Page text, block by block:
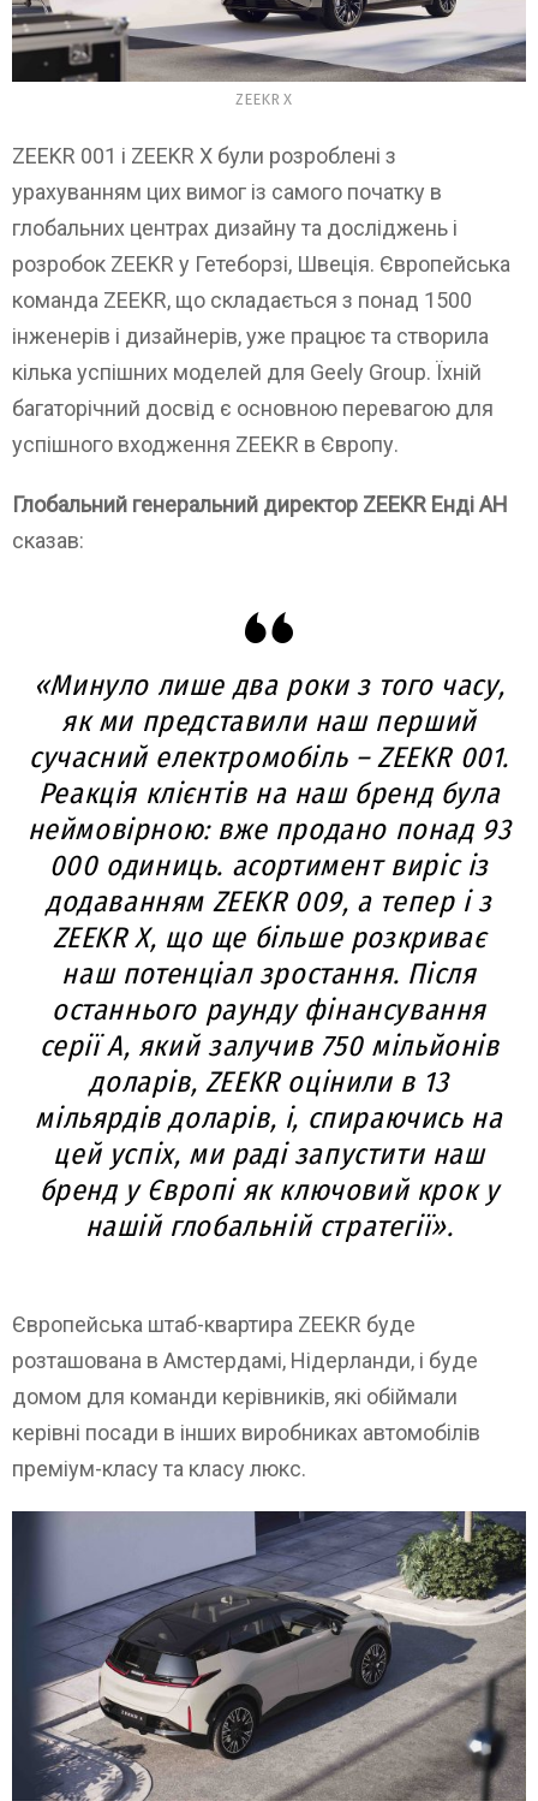
ZEEKR X
ZEEKR 001 і ZEEKR X були розроблені з
урахуванням цих вимог із самого початку в
глобальних центрах дизайну та досліджень і
розробок ZEEKR у Гетеборзі, Швеція. Європейська
команда ZEEKR, що складається з понад 1500
інженерів і дизайнерів, уже працює та створила
кілька успішних моделей для Geely Group. Їхній
багаторічний досвід є основною перевагою для
успішного входження ZEEKR в Європу.
Глобальний генеральний директор ZEEKR Енді АН
сказав:
«Минуло лише два роки з того часу,
як ми представили наш перший
сучасний електромобіль – ZEEKR 001.
Реакція клієнтів на наш бренд була
неймовірною: вже продано понад 93
000 одиниць. асортимент виріс із
додаванням ZEEKR 009, а тепер і з
ZEEKR X, що ще більше розкриває
наш потенціал зростання. Після
останнього раунду фінансування
серії A, який залучив 750 мільйонів
доларів, ZEEKR оцінили в 13
мільярдів доларів, і, спираючись на
цей успіх, ми раді запустити наш
бренд у Європі як ключовий крок у
нашій глобальній стратегії».
Європейська штаб-квартира ZEEKR буде
розташована в Амстердамі, Нідерланди, і буде
домом для команди керівників, які обіймали
керівні посади в інших виробниках автомобілів
преміум-класу та класу люкс.